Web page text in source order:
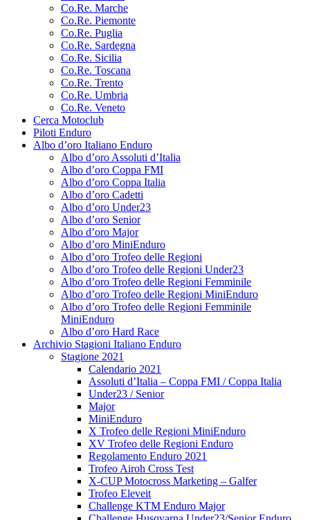
Co.Re. Marche
Co.Re. Piemonte
Co.Re. Puglia
Co.Re. Sardegna
Co.Re. Sicilia
Co.Re. Toscana
Co.Re. Trento
Co.Re. Umbria
Co.Re. Veneto
Cerca Motoclub
Piloti Enduro
Albo d’oro Italiano Enduro
Albo d’oro Assoluti d’Italia
Albo d’oro Coppa FMI
Albo d’oro Coppa Italia
Albo d’oro Cadetti
Albo d’oro Under23
Albo d’oro Senior
Albo d’oro Major
Albo d’oro MiniEnduro
Albo d’oro Trofeo delle Regioni
Albo d’oro Trofeo delle Regioni Under23
Albo d’oro Trofeo delle Regioni Femminile
Albo d’oro Trofeo delle Regioni MiniEnduro
Albo d’oro Trofeo delle Regioni Femminile
MiniEnduro
Albo d’oro Hard Race
Archivio Stagioni Italiano Enduro
Stagione 2021
Calendario 2021
Assoluti d’Italia – Coppa FMI / Coppa Italia
Under23 / Senior
Major
MiniEnduro
X Trofeo delle Regioni MiniEnduro
XV Trofeo delle Regioni Enduro
Regolamento Enduro 2021
Trofeo Airoh Cross Test
X-CUP Motocross Marketing – Galfer
Trofeo Eleveit
Challenge KTM Enduro Major